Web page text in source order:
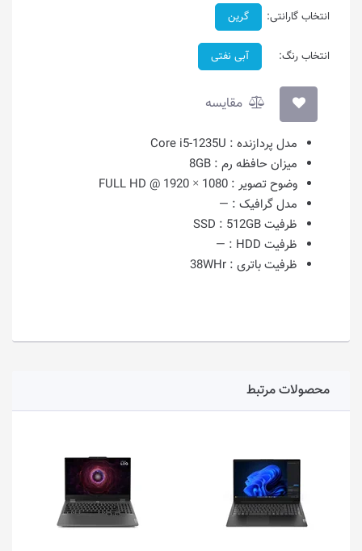
انتخاب گارانتی: گرین
انتخاب رنگ: آبی نفتی
مقایسه
مدل پردازنده : Core i5-1235U
میزان حافظه رم : 8GB
وضوح تصویر : 1080 × 1920 @ FULL HD
مدل گرافیک : —
ظرفیت SSD :512GB
ظرفیت HDD :
—
ظرفیت باتری : 38WHr
محصولات مرتبط